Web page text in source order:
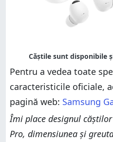
Pentru a vedea toate
caracteristicile oficiale,
pagină web: Samsung
Îmi place designul
Pro, dimensiunea și